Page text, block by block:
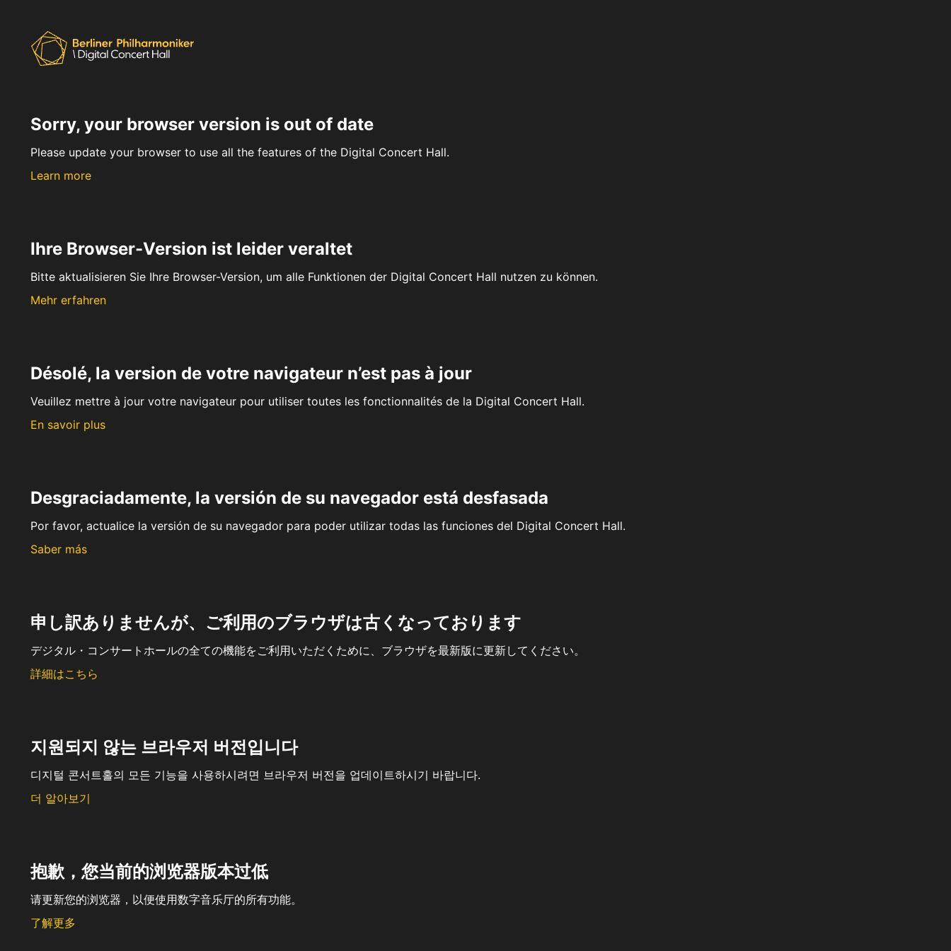
Sorry, your browser version is out of date
Please update your browser to use all the features of the Digital Concert Hall.
Learn more
Ihre Browser-Version ist leider veraltet
Bitte aktualisieren Sie Ihre Browser-Version, um alle Funktionen der Digital Concert Hall nutzen zu können.
Mehr erfahren
Désolé, la version de votre navigateur n’est pas à jour
Veuillez mettre à jour votre navigateur pour utiliser toutes les fonctionnalités de la Digital Concert Hall.
En savoir plus
Desgraciadamente, la versión de su navegador está desfasada
Por favor, actualice la versión de su navegador para poder utilizar todas las funciones del Digital Concert Hall.
Saber más
申し訳ありませんが、ご利用のブラウザは古くなっております
デジタル・コンサートホールの全ての機能をご利用いただくために、ブラウザを最新版に更新してください。
詳細はこちら
지원되지 않는 브라우저 버전입니다
디지털 콘서트홀의 모든 기능을 사용하시려면 브라우저 버전을 업데이트하시기 바랍니다.
더 알아보기
抱歉，您当前的浏览器版本过低
请更新您的浏览器，以便使用数字音乐厅的所有功能。
了解更多